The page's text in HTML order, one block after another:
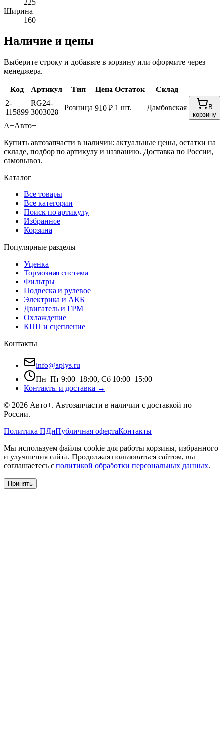
225
Ширина
160
Наличие и цены
Выберите строку и добавьте в корзину или оформите через
менеджера.
Код Артикул Тип Цена Остаток
Склад
2-
115899
RG24-
3003028
Розница 910 ₽ 1 шт. Дамбовская
В
корзину
А+Авто+
Купить автозапчасти в наличии: актуальные цены, остатки на
складе, подбор по артикулу и названию. Доставка по России,
самовывоз.
Каталог
Все товары
Все категории
Поиск по артикулу
Избранное
Корзина
Популярные разделы
Уценка
Тормозная система
Фильтры
Подвеска и рулевое
Электрика и АКБ
Двигатель и ГРМ
Охлаждение
КПП и сцепление
Контакты
info@aplys.ru
Пн–Пт 9:00–18:00, Сб 10:00–15:00
Контакты и доставка →
© 2026 Авто+. Автозапчасти в наличии с доставкой по
России.
Политика ПДнПубличная офертаКонтакты
Мы используем файлы cookie для работы корзины, избранного
и улучшения сайта. Продолжая пользоваться сайтом, вы
соглашаетесь с политикой обработки персональных данных.
Принять